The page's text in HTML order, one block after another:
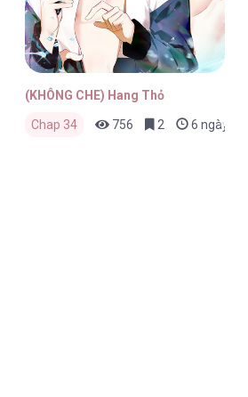
(KHÔNG CHE) Hang Thỏ
Chap 34 756 2 6 ngày